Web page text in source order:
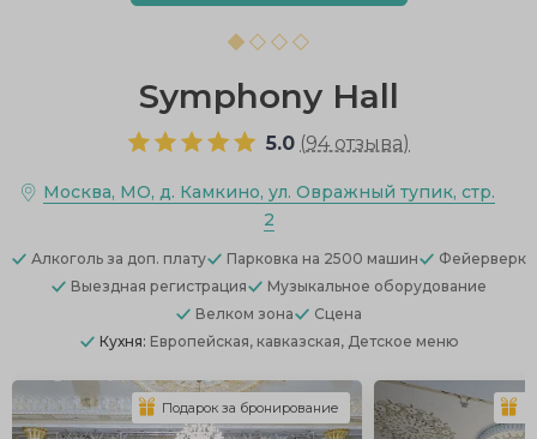
Symphony Hall
5.0 (94 отзыва)
Москва, МО, д. Камкино, ул. Овражный тупик, стр.
2
Алкоголь за доп. плату Парковка на 2500 машин
Фейерверк
Выездная регистрация
Музыкальное оборудование
Велком зона
Сцена
Кухня: Европейская, кавказская, Детское меню
Подарок за бронирование